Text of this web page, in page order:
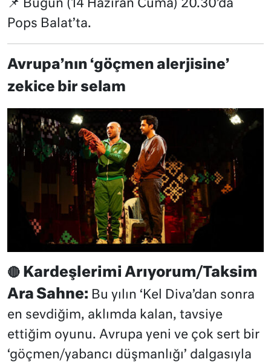
📌 Bugün (14 Haziran Cuma) 20.30’da
Pops Balat’ta.
Avrupa’nın ‘göçmen alerjisine’
zekice bir selam
🔴 Kardeşlerimi Arıyorum/Taksim
Ara Sahne: Bu yılın ‘Kel Diva’dan sonra
en sevdiğim, aklımda kalan, tavsiye
ettiğim oyunu. Avrupa yeni ve çok sert bir
‘göçmen/yabancı düşmanlığı’ dalgasıyla